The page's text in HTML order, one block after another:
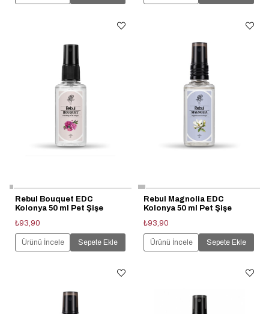
Rebul Bouquet EDC
Kolonya 50 ml Pet Şişe
₺93,90
Ürünü İncele Sepete Ekle
Rebul Magnolia EDC
Kolonya 50 ml Pet Şişe
₺93,90
Ürünü İncele Sepete Ekle